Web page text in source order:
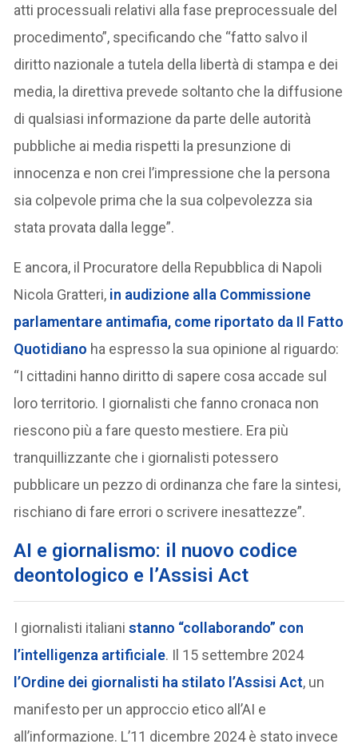
atti processuali relativi alla fase preprocessuale del
procedimento”, specificando che “fatto salvo il
diritto nazionale a tutela della libertà di stampa e dei
media, la direttiva prevede soltanto che la diffusione
di qualsiasi informazione da parte delle autorità
pubbliche ai media rispetti la presunzione di
innocenza e non crei l’impressione che la persona
sia colpevole prima che la sua colpevolezza sia
stata provata dalla legge”.
E ancora, il Procuratore della Repubblica di Napoli
Nicola Gratteri, in audizione alla Commissione
parlamentare antimafia, come riportato da Il Fatto
Quotidiano ha espresso la sua opinione al riguardo:
“I cittadini hanno diritto di sapere cosa accade sul
loro territorio. I giornalisti che fanno cronaca non
riescono più a fare questo mestiere. Era più
tranquillizzante che i giornalisti potessero
pubblicare un pezzo di ordinanza che fare la sintesi,
rischiano di fare errori o scrivere inesattezze”.
AI e giornalismo: il nuovo codice
deontologico e l’Assisi Act
I giornalisti italianistanno “collaborando” con
l’intelligenza artificiale. Il 15 settembre 2024
l’Ordine dei giornalisti ha stilato l’Assisi Act, un
manifesto per un approccio etico all’AI e
all’informazione. L’11 dicembre 2024 è stato invece